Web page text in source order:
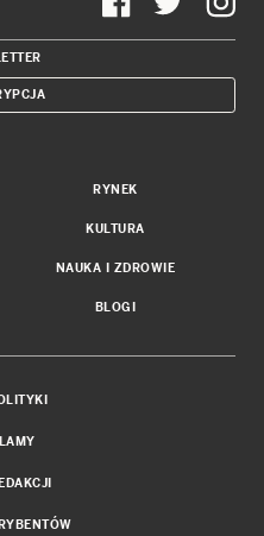
RYNEK
KULTURA
NAUKA I ZDROWIE
BLOGI